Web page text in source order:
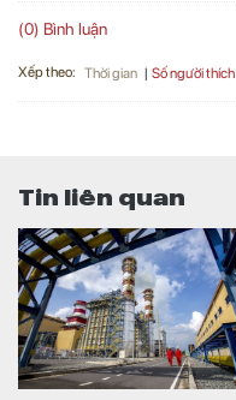
(0) Bình luận
Xếp theo: Thời gian Số người thích
Tin liên quan